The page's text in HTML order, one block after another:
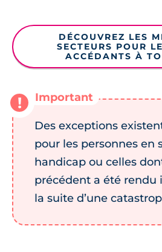
DÉCOUVREZ LES
SECTEURS POUR
ACCÉDANTS À
Des exceptions
pour les personnes en
handicap ou celles
précédent a été rendu
la suite d’une